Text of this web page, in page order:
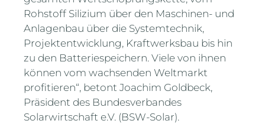
Rohstoff Silizium über den Maschinen- und
Anlagenbau über die Systemtechnik,
Projektentwicklung, Kraftwerksbau bis hin
zu den Batteriespeichern. Viele von ihnen
können vom wachsenden Weltmarkt
profitieren“, betont Joachim Goldbeck,
Präsident des Bundesverbandes
Solarwirtschaft e.V. (BSW-Solar).